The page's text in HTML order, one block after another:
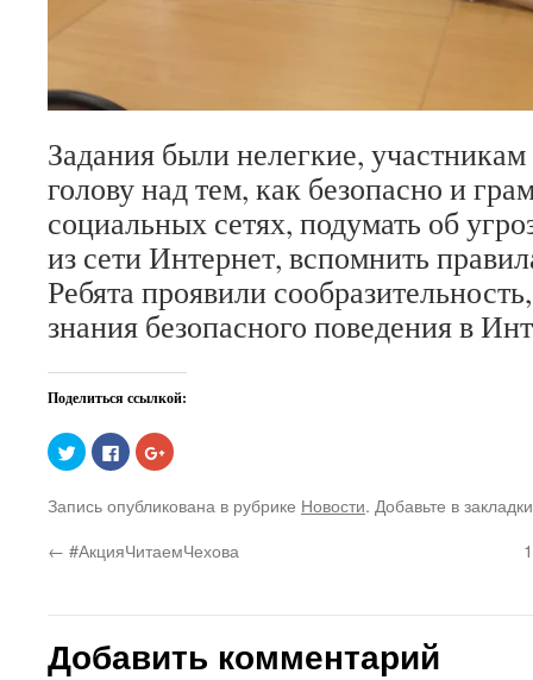
Задания были нелегкие,
голову над тем, как безопасно и
социальных сетях, подумать об
из сети Интернет, вспомнить
Ребята проявили
знания безопасного поведения в
Поделиться ссылкой:
Нажмите,
чтобы
поделиться
Twitter
(Открывается
новом
окне)
Нажмите
здесь,
чтобы
контентом
на
(Открывается
в
Нажмите,
чтобы
Google+
(Открывается
новом
окне)
Запись опубликована в рубрике Новости. Добавьте в
← #АкцияЧитаемЧехова
Добавить комментарий